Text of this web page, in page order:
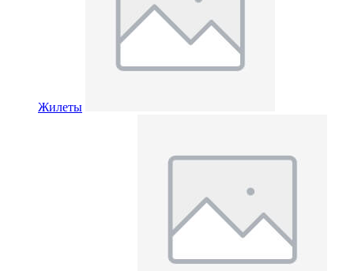
Жилеты